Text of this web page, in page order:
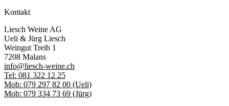
Kontakt
Liesch Weine AG
Ueli & Jürg Liesch
Weingut Treib 1
7208 Malans
info@liesch-weine.ch
Tel: 081 322 12 25
Mob: 079 297 82 00 (Ueli)
Mob: 079 334 73 69 (Jürg)